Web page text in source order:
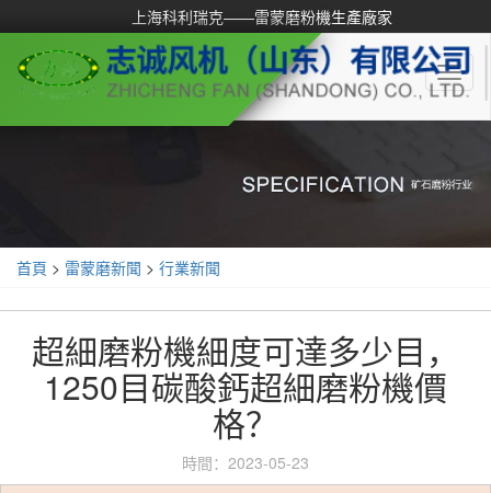
上海科利瑞克——雷蒙磨粉機生產廠家
首頁 > 雷蒙磨新聞 > 行業新聞
超細磨粉機細度可達多少目，
1250目碳酸鈣超細磨粉機價
格？
時間：2023-05-23